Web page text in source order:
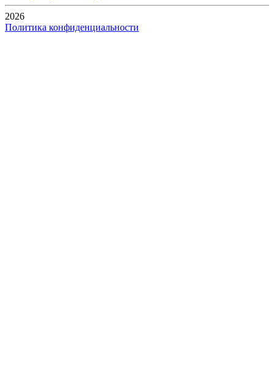
2026
Политика конфиденциальности